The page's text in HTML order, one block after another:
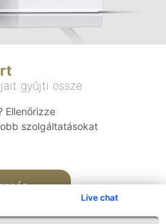
Live chat
gyűjti össze
Ellenőrizze
szolgáltatásokat